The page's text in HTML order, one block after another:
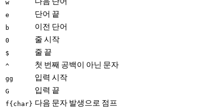
w
e 단어 끝
b 이전 단어
0 줄 시작
$ 줄 끝
^ 첫 번째 공백이 아닌 문자
gg 입력 시작
G 입력 끝
f{char} 다음 문자 발생으로 점프